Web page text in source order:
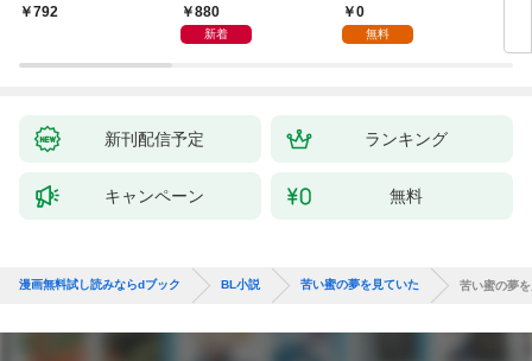
792
880
新着
0
無料
新刊配信予定 ランキング
キャンペーン 無料
漫画無料試し読みならdブック BL小説 苦い蜜の夢を見ていた 苦い蜜の夢